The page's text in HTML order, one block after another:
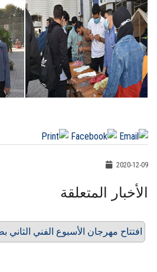
2020-12-09
الأخبار المتعلقة
افتتاح مهرجان الأسبوع الفني